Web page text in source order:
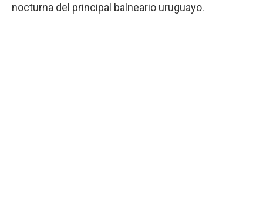
nocturna del principal balneario uruguayo.